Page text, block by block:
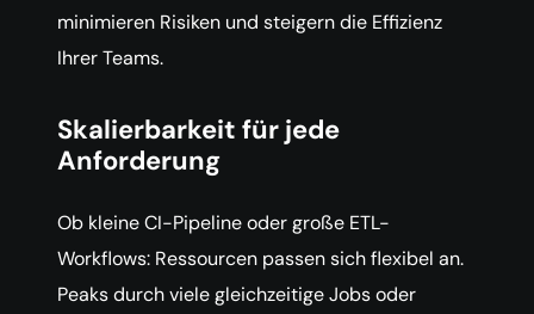
minimieren Risiken und steigern die Effizienz
Ihrer Teams.
Skalierbarkeit für jede
Anforderung
Ob kleine CI-Pipeline oder große ETL-
Workflows: Ressourcen passen sich flexibel an.
Peaks durch viele gleichzeitige Jobs oder